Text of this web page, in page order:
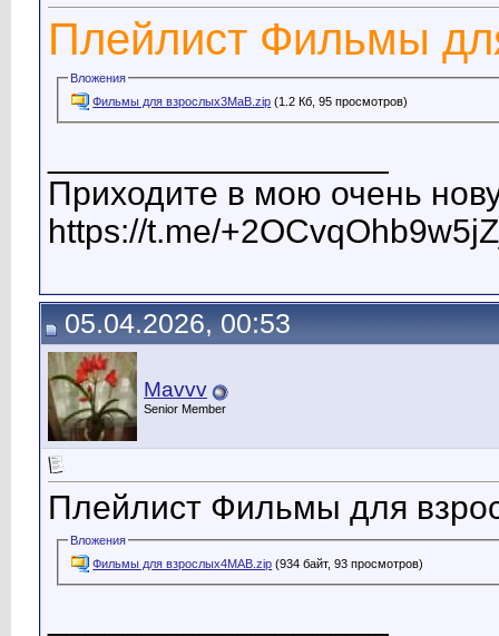
Плейлист Фильмы
Вложения
Фильмы для взрослых3МаВ.zip (1.2 Кб, 95 просмотров)
Приходите в мою очень
https://t.me/
05.04.2026, 00:53
Mavvv
Senior Member
Плейлист Фильмы для
Вложения
Фильмы для взрослых4МАВ.zip (934 байт, 93 просмотров)